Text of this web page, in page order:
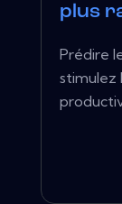
plus
Prédire
stimulez